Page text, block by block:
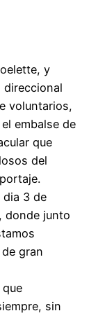
y
direccional
voluntarios,
embalse de
que
del
dia 3 de
donde junto
gran
sin